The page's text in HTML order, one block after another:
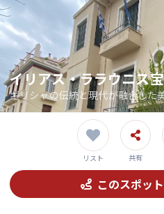
イリアス・ララウニス
ギリシャの伝統と現代が融合した
リスト 共有
このスポッ